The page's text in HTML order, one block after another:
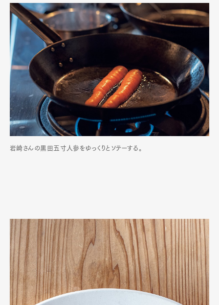
岩崎さんの黒田五寸人参をゆっくりとソテーする。